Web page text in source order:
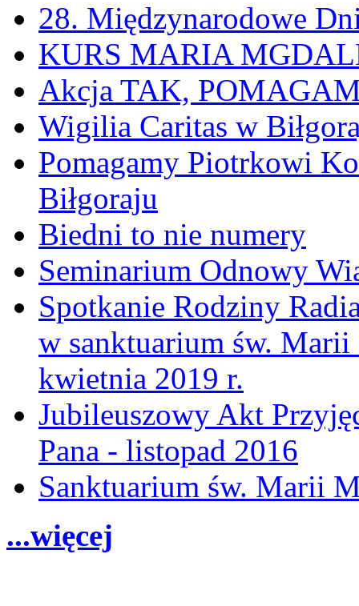
28. Międzynarodowe
KURS MARIA
Akcja TAK,
Wigilia Caritas w
Pomagamy Piotrkowi
Biłgoraju
Biedni to nie numery
Seminarium Odnowy
Spotkanie Rodziny
w sanktuarium św.
kwietnia 2019 r.
Jubileuszowy Akt
Pana - listopad 2016
Sanktuarium św. Marii
...więcej